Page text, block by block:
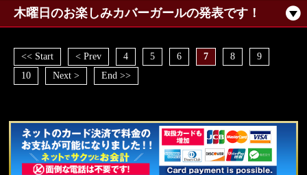
木曜日のお楽しみカバーガールの発表です！
<< Start < Prev 4 5 6 7 8
9
10
Next > End >>